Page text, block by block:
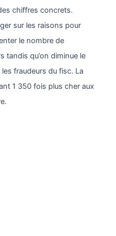
chiffres concrets.
sur les raisons pour
le nombre de
tandis qu’on diminue le
fraudeurs du fisc. La
1 350 fois plus cher aux